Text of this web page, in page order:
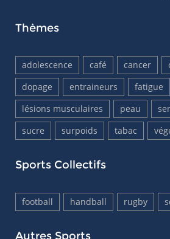
Thèmes
adolescence café cancer
dopage
entraineurs
fatigue
lésions musculaires
peau
sucre
surpoids tabac
Sports Collectifs
football handball rugby
Autres Sports